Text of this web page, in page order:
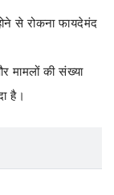
से रोकना फायदेमंद
मामलों की संख्या
है।